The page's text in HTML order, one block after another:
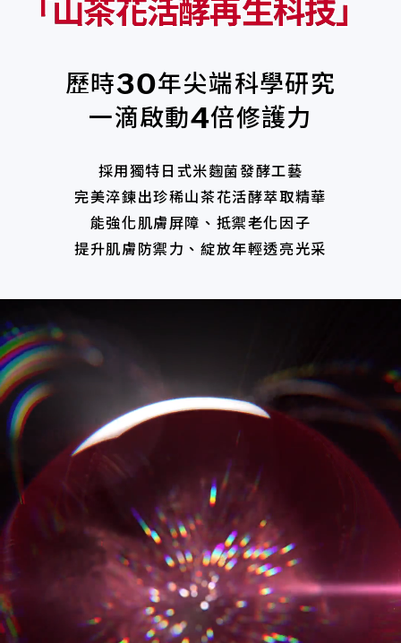
「 山茶花活酵再生科技」
歷時30年尖端科學研究
一滴啟動4倍修護力
採用獨特日式米麴菌發酵工藝
完美淬鍊出珍稀山茶花活酵萃取精華
能強化肌膚屏障、抵禦老化因子
提升肌膚防禦力、綻放年輕透亮光采